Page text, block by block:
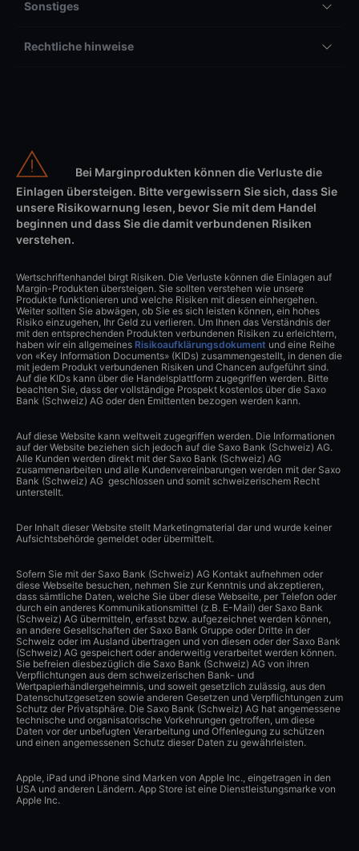
Sonstiges
Rechtliche hinweise
Bei Marginprodukten können die Verluste die
Einlagen übersteigen. Bitte vergewissern Sie sich, dass Sie
unsere Risikowarnung lesen, bevor Sie mit dem Handel
beginnen und dass Sie die damit verbundenen Risiken
verstehen.
Wertschriftenhandel birgt Risiken. Die Verluste können die Einlagen auf
Margin-Produkten übersteigen. Sie sollten verstehen wie unsere
Produkte funktionieren und welche Risiken mit diesen einhergehen.
Weiter sollten Sie abwägen, ob Sie es sich leisten können, ein hohes
Risiko einzugehen, Ihr Geld zu verlieren. Um Ihnen das Verständnis der
mit den entsprechenden Produkten verbundenen Risiken zu erleichtern,
haben wir ein allgemeines Risikoaufklärungsdokument und eine Reihe
von «Key Information Documents» (KIDs) zusammengestellt, in denen die
mit jedem Produkt verbundenen Risiken und Chancen aufgeführt sind.
Auf die KIDs kann über die Handelsplattform zugegriffen werden. Bitte
beachten Sie, dass der vollständige Prospekt kostenlos über die Saxo
Bank (Schweiz) AG oder den Emittenten bezogen werden kann.
Auf diese Website kann weltweit zugegriffen werden. Die Informationen
auf der Website beziehen sich jedoch auf die Saxo Bank (Schweiz) AG.
Alle Kunden werden direkt mit der Saxo Bank (Schweiz) AG
zusammenarbeiten und alle Kundenvereinbarungen werden mit der Saxo
Bank (Schweiz) AG geschlossen und somit schweizerischem Recht
unterstellt.
Der Inhalt dieser Website stellt Marketingmaterial dar und wurde keiner
Aufsichtsbehörde gemeldet oder übermittelt.
Sofern Sie mit der Saxo Bank (Schweiz) AG Kontakt aufnehmen oder
diese Webseite besuchen, nehmen Sie zur Kenntnis und akzeptieren,
dass sämtliche Daten, welche Sie über diese Webseite, per Telefon oder
durch ein anderes Kommunikationsmittel (z.B. E-Mail) der Saxo Bank
(Schweiz) AG übermitteln, erfasst bzw. aufgezeichnet werden können,
an andere Gesellschaften der Saxo Bank Gruppe oder Dritte in der
Schweiz oder im Ausland übertragen und von diesen oder der Saxo Bank
(Schweiz) AG gespeichert oder anderweitig verarbeitet werden können.
Sie befreien diesbezüglich die Saxo Bank (Schweiz) AG von ihren
Verpflichtungen aus dem schweizerischen Bank- und
Wertpapierhändlergeheimnis, und soweit gesetzlich zulässig, aus den
Datenschutzgesetzen sowie anderen Gesetzen und Verpflichtungen zum
Schutz der Privatsphäre. Die Saxo Bank (Schweiz) AG hat angemessene
technische und organisatorische Vorkehrungen getroffen, um diese
Daten vor der unbefugten Verarbeitung und Offenlegung zu schützen
und einen angemessenen Schutz dieser Daten zu gewährleisten.
Apple, iPad und iPhone sind Marken von Apple Inc., eingetragen in den
USA und anderen Ländern. App Store ist eine Dienstleistungsmarke von
Apple Inc.